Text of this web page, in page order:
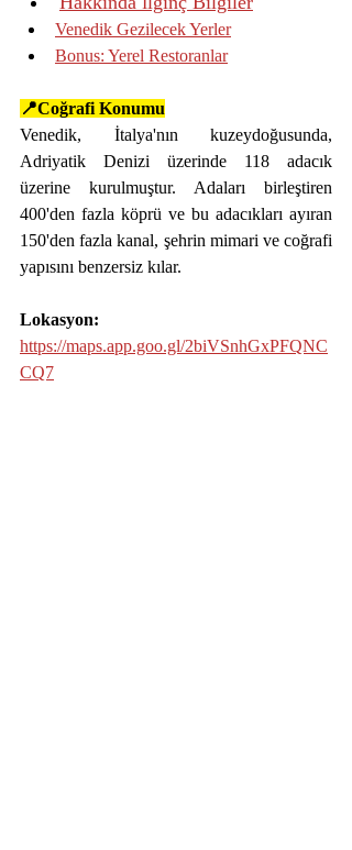
Venedik Gezilecek Yerler
Bonus: Yerel Restoranlar
📍Coğrafi Konumu
Venedik, İtalya'nın kuzeydoğusunda,
Adriyatik Denizi üzerinde 118 adacık
üzerine kurulmuştur. Adaları birleştiren
400'den fazla köprü ve bu adacıkları ayıran
150'den fazla kanal, şehrin mimari ve coğrafi
yapısını benzersiz kılar.
Lokasyon:
https://maps.app.goo.gl/2biVSnhGxPFQNC
CQ7